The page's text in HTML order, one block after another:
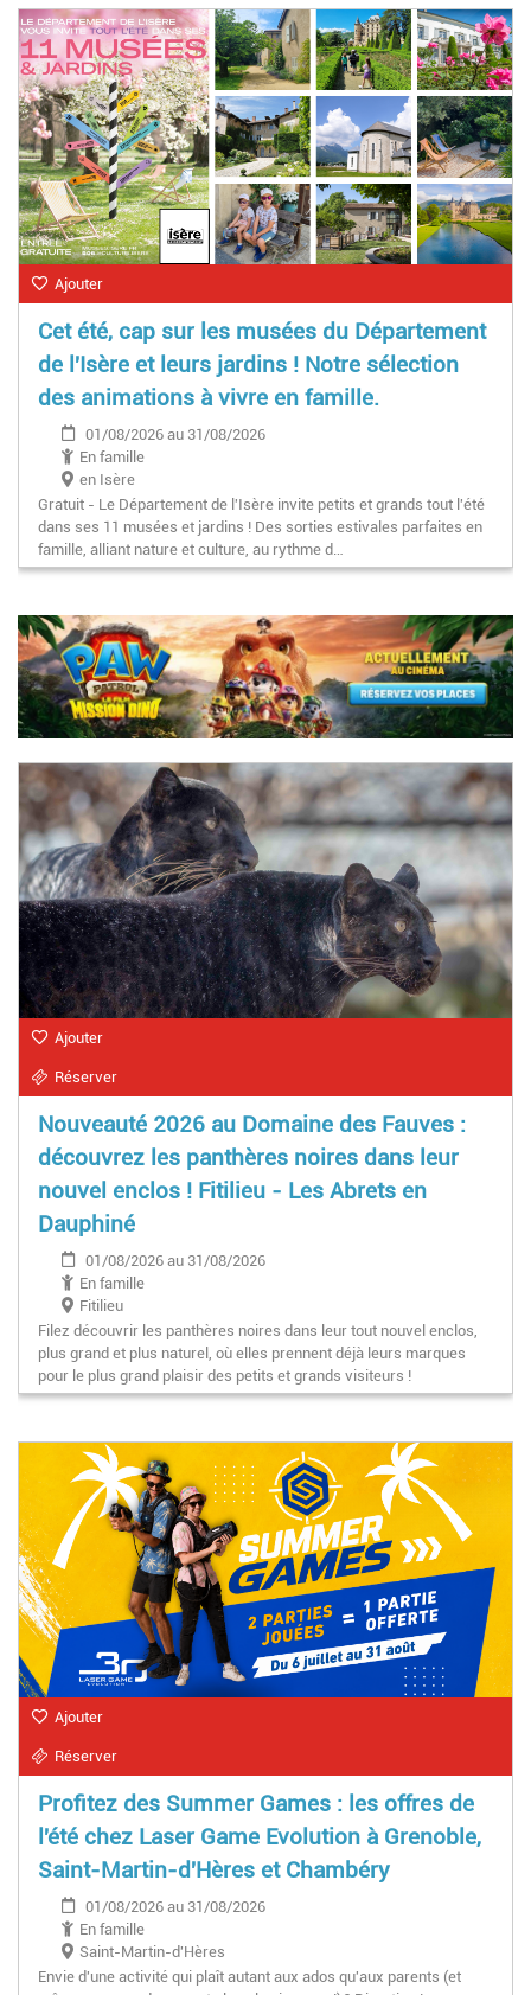
Ajouter
Cet été, cap sur les musées du Département
de l'Isère et leurs jardins ! Notre sélection
des animations à vivre en famille.
01/08/2026 au 31/08/2026
En famille
en Isère
Gratuit - Le Département de l'Isère invite petits et grands tout l'été
dans ses 11 musées et jardins ! Des sorties estivales parfaites en
famille, alliant nature et culture, au rythme d…
Ajouter
Réserver
Nouveauté 2026 au Domaine des Fauves :
découvrez les panthères noires dans leur
nouvel enclos ! Fitilieu - Les Abrets en
Dauphiné
01/08/2026 au 31/08/2026
En famille
Fitilieu
Filez découvrir les panthères noires dans leur tout nouvel enclos,
plus grand et plus naturel, où elles prennent déjà leurs marques
pour le plus grand plaisir des petits et grands visiteurs !
Ajouter
Réserver
Profitez des Summer Games : les offres de
l'été chez Laser Game Evolution à Grenoble,
Saint-Martin-d'Hères et Chambéry
01/08/2026 au 31/08/2026
En famille
Saint-Martin-d'Hères
Envie d'une activité qui plaît autant aux ados qu'aux parents (et